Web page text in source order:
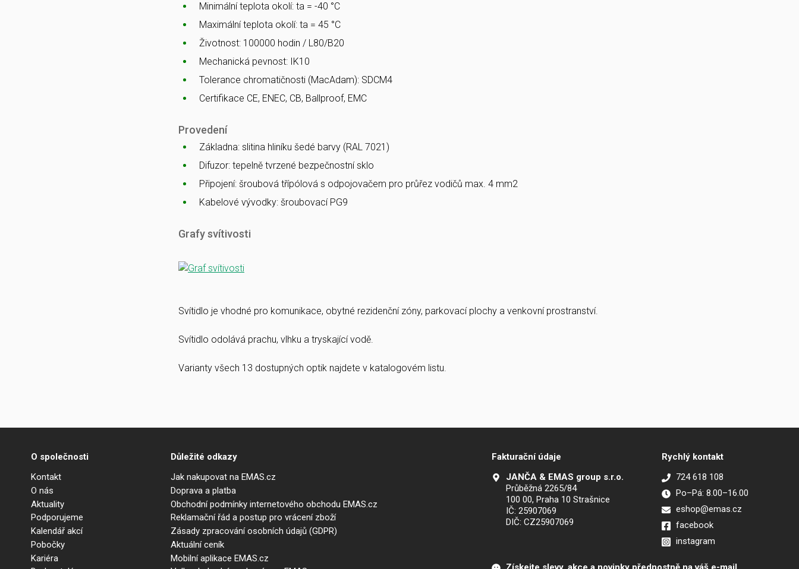
Minimální teplota okolí: ta = -40 °C
Maximální teplota okolí: ta = 45 °C
Životnost: 100000 hodin / L80/B20
Mechanická pevnost: IK10
Tolerance chromatičnosti (MacAdam): SDCM4
Certifikace CE, ENEC, CB, Ballproof, EMC
Provedení
Základna: slitina hliníku šedé barvy (RAL 7021)
Difuzor: tepelně tvrzené bezpečnostní sklo
Připojení: šroubová třípólová s odpojovačem pro průřez vodičů max. 4 mm2
Kabelové vývodky: šroubovací PG9
Grafy svítivosti
Svítidlo je vhodné pro komunikace, obytné rezidenční zóny, parkovací plochy a venkovní prostranství.
Svítidlo odolává prachu, vlhku a tryskající vodě.
Varianty všech 13 dostupných optik najdete v katalogovém listu.
O společnosti
Kontakt
O nás
Aktuality
Podporujeme
Kalendář akcí
Pobočky
Kariéra
Důležité odkazy
Jak nakupovat na EMAS.cz
Doprava a platba
Obchodní podmínky internetového obchodu EMAS.cz
Reklamační řád a postup pro vrácení zboží
Zásady zpracování osobních údajů (GDPR)
Aktuální ceník
Mobilní aplikace EMAS.cz
Fakturační údaje
JANČA & EMAS group s.r.o.
Průběžná 2265/84
100 00, Praha 10 Strašnice
IČ: 25907069
DIČ: CZ25907069
Rychlý kontakt
724 618 108
Po–Pá: 8.00–16.00
eshop@emas.cz
facebook
instagram